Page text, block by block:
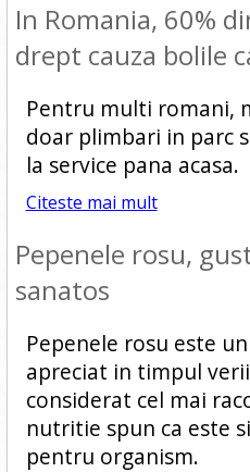
In Romania, 60%
drept cauza bolile
Pentru multi romani,
doar plimbari in parc
la service pana acasa.
Citeste mai mult
Pepenele rosu,
sanatos
Pepenele rosu este
apreciat in timpul
considerat cel mai
nutritie spun ca este
pentru organism.